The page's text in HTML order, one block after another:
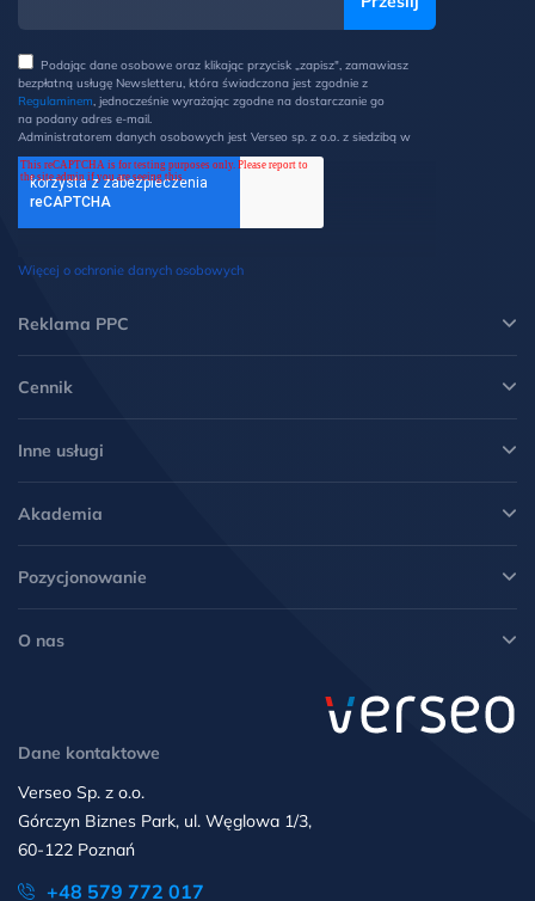
Podając dane osobowe oraz klikając przycisk „zapisz", zamawiasz
bezpłatną usługę Newsletteru, która świadczona jest zgodnie z
Regulaminem , jednocześnie wyrażając zgodne na dostarczanie go
na podany adres e-mail.
Administratorem danych osobowych jest Verseo sp. z o.o. z siedzibą w
Poznaniu przy ul. Węglowej 1/3 (60-122 Poznań). Z Administratorem
można kontaktować się pisemnie na ww. adres lub elektronicznie na
adres e-mail: ochronadanych@verseo.pl. Państwa dane osobowe są
przetwarzane w celu wysyłki newsletteru, zgodnie z Regulaminem, w
związku z czym mają Państwo prawo do: dostępu do swoich danych
sprzeciwu wobec przetwarzania danych oraz wniesienia skargi do
Więcej o ochronie danych osobowych
Reklama PPC
Cennik
Inne usługi
Akademia
Pozycjonowanie
O nas
Dane kontaktowe
Verseo Sp. z o.o.
Górczyn Biznes Park, ul. Węglowa 1/3,
60-122 Poznań
+48 579 772 017